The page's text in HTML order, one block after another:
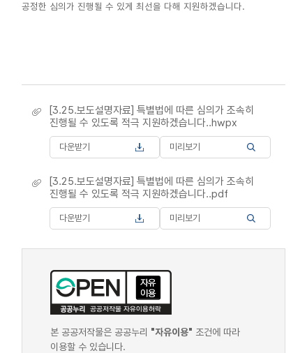
공정한 심의가 진행될 수 있게 최선을 다해 지원하겠습니다.
[3.25.보도설명자료] 특별법에 따른 심의가 조속히
진행될 수 있도록 적극 지원하겠습니다..hwpx
다운받기 미리보기
[3.25.보도설명자료] 특별법에 따른 심의가 조속히
진행될 수 있도록 적극 지원하겠습니다..pdf
다운받기 미리보기
본 공공저작물은 공공누리 "자유이용" 조건에 따라
이용할 수 있습니다.